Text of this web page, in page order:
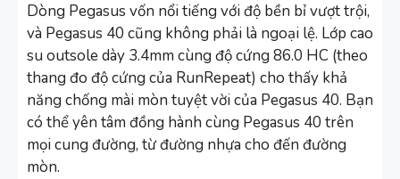
Dòng Pegasus vốn nổi tiếng với độ bền bỉ vượt trội,
và Pegasus 40 cũng không phải là ngoại lệ. Lớp cao
su outsole dày 3.4mm cùng độ cứng 86.0 HC (theo
thang đo độ cứng của RunRepeat) cho thấy khả
năng chống mài mòn tuyệt vời của Pegasus 40. Bạn
có thể yên tâm đồng hành cùng Pegasus 40 trên
mọi cung đường, từ đường nhựa cho đến đường
mòn.